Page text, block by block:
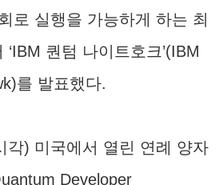
로 실행을 가능하게 하는 최
퀀텀 나이트호크’(IBM
를 발표했다.
각) 미국에서 열린 연례 양자
Developer